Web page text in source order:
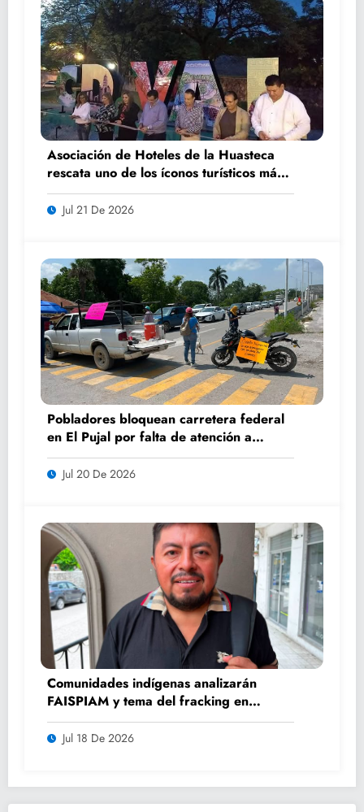
Asociación de Hoteles de la Huasteca
rescata uno de los íconos turísticos más
fotografiados de Ciudad Valles
Jul 21 De 2026
Pobladores bloquean carretera federal
en El Pujal por falta de atención a
caminos
Jul 20 De 2026
Comunidades indígenas analizarán
FAISPIAM y tema del fracking en
asamblea ordinaria
Jul 18 De 2026